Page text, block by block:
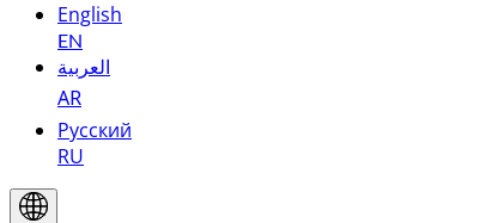
English
EN
العربية
AR
Русский
RU